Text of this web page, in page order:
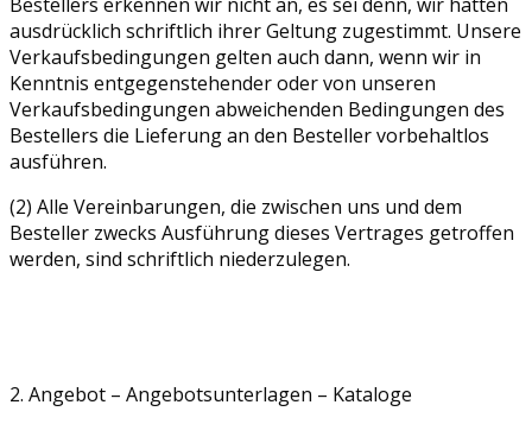
ausdrücklich schriftlich ihrer Geltung zugestimmt. Unsere
Verkaufsbedingungen gelten auch dann, wenn wir in
Kenntnis entgegenstehender oder von unseren
Verkaufsbedingungen abweichenden Bedingungen des
Bestellers die Lieferung an den Besteller vorbehaltlos
ausführen.
(2) Alle Vereinbarungen, die zwischen uns und dem
Besteller zwecks Ausführung dieses Vertrages getroffen
werden, sind schriftlich niederzulegen.
2. Angebot – Angebotsunterlagen – Kataloge